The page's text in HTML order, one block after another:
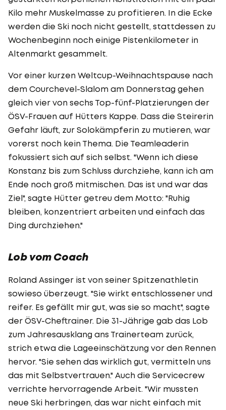
Kilo mehr Muskelmasse zu profitieren. In die Ecke
werden die Ski noch nicht gestellt, stattdessen zu
Wochenbeginn noch einige Pistenkilometer in
Altenmarkt gesammelt.
Vor einer kurzen Weltcup-Weihnachtspause nach
dem Courchevel-Slalom am Donnerstag gehen
gleich vier von sechs Top-fünf-Platzierungen der
ÖSV-Frauen auf Hütters Kappe. Dass die Steirerin
Gefahr läuft, zur Solokämpferin zu mutieren, war
vorerst noch kein Thema. Die Teamleaderin
fokussiert sich auf sich selbst. "Wenn ich diese
Konstanz bis zum Schluss durchziehe, kann ich am
Ende noch groß mitmischen. Das ist und war das
Ziel", sagte Hütter getreu dem Motto: "Ruhig
bleiben, konzentriert arbeiten und einfach das
Ding durchziehen."
Lob vom Coach
Roland Assinger ist von seiner Spitzenathletin
sowieso überzeugt. "Sie wirkt entschlossener und
reifer. Es gefällt mir gut, was sie so macht", sagte
der ÖSV-Cheftrainer. Die 31-Jährige gab das Lob
zum Jahresausklang ans Trainerteam zurück,
strich etwa die Lageeinschätzung vor den Rennen
hervor. "Sie sehen das wirklich gut, vermitteln uns
das mit Selbstvertrauen." Auch die Servicecrew
verrichte hervorragende Arbeit. "Wir mussten
neue Ski herbringen, das war nicht einfach mit